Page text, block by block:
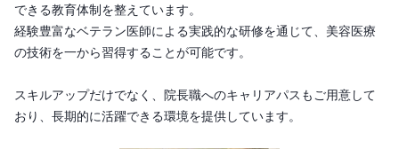
できる教育体制を整えています。
経験豊富なベテラン医師による実践的な研修を通じて、美容医療
の技術を一から習得することが可能です。
スキルアップだけでなく、院長職へのキャリアパスもご用意して
おり、長期的に活躍できる環境を提供しています。